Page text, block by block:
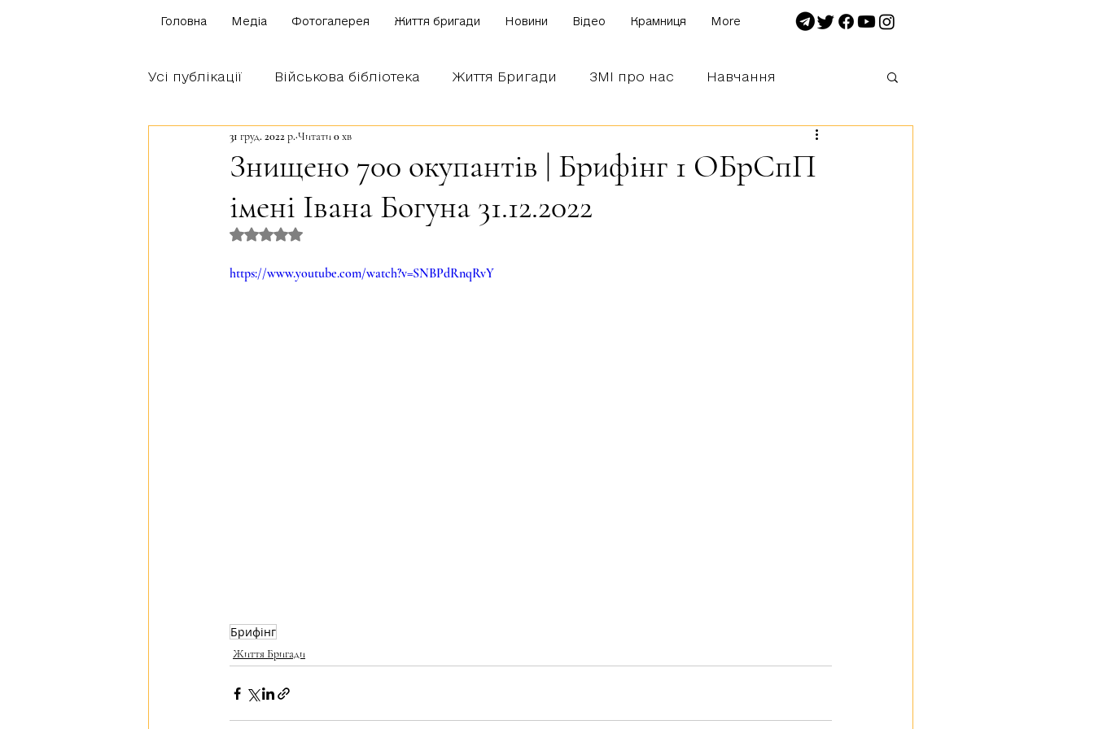
Головна Медіа Фотогалерея Життя бригади Новини Відео Крамниця More
Усі публікації Військова бібліотека Життя Бригади ЗМІ про нас Навчання
Щоденник бійця Блог наших бійців
Братство Богуна
Знищено 700 окупантів | Брифінг 1 ОБрСпП
імені Івана Богуна 31.12.2022
31 груд. 2022 р. Читати 0 хв
Оцінка: NaN з 5 зірок.
https://www.youtube.com/watch?v=SNBPdRnqRvY
Брифінг
Життя Бригади